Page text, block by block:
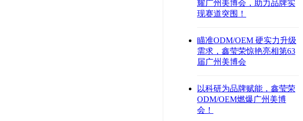
耀广州美博会，助力品牌实
现赛道突围！
瞄准ODM/OEM 硬实力升级
需求，鑫莹荣惊艳亮相第63
届广州美博会
以科研为品牌赋能，鑫莹荣
ODM/OEM燃爆广州美博
会！